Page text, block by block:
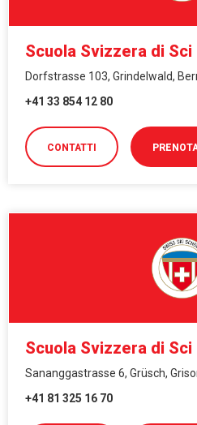
Scuola Svizzera di Sci
Dorfstrasse 103, Grindelwald,
+41 33 854 12 80
CONTATTI
Scuola Svizzera di Sci
Sananggastrasse 6, Grüsch,
+41 81 325 16 70